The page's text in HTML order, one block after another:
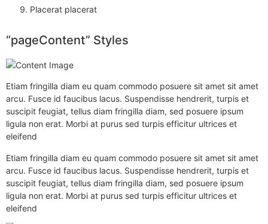
Placerat placerat
“pageContent” Styles
Etiam fringilla diam eu quam commodo posuere sit amet sit amet
arcu. Fusce id faucibus lacus. Suspendisse hendrerit, turpis et
suscipit feugiat, tellus diam fringilla diam, sed posuere ipsum
ligula non erat. Morbi at purus sed turpis efficitur ultrices et
eleifend
Etiam fringilla diam eu quam commodo posuere sit amet sit amet
arcu. Fusce id faucibus lacus. Suspendisse hendrerit, turpis et
suscipit feugiat, tellus diam fringilla diam, sed posuere ipsum
ligula non erat. Morbi at purus sed turpis efficitur ultrices et
eleifend